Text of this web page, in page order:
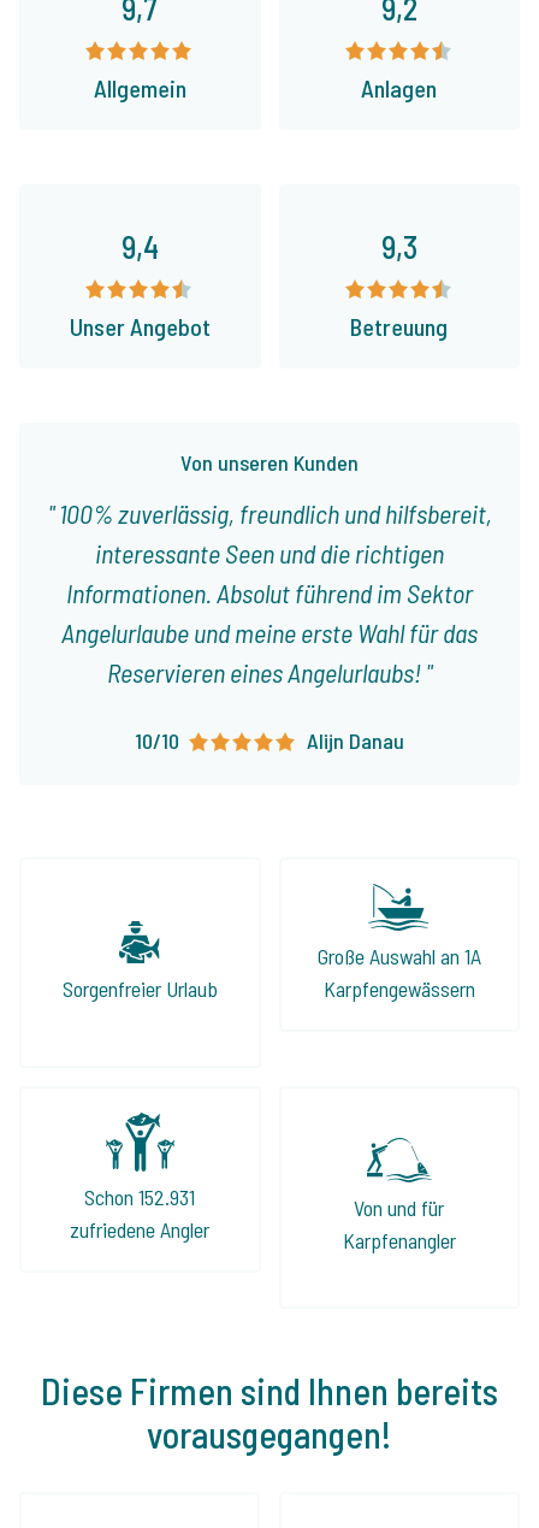
9,7
Allgemein
9,2
Anlagen
Von unseren Kunden
100% zuverlässig, freundlich und hilfsbereit,
interessante Seen und die richtigen
Informationen. Absolut führend im Sektor
Angelurlaube und meine erste Wahl für das
Reservieren eines Angelurlaubs!
10/10 Alijn Danau
9,4
Unser Angebot
9,3
Betreuung
Sorgenfreier Urlaub
Große Auswahl an 1A
Karpfengewässern
Schon 152.931
zufriedene Angler
Von und für
Karpfenangler
Diese Firmen sind Ihnen bereits
vorausgegangen!